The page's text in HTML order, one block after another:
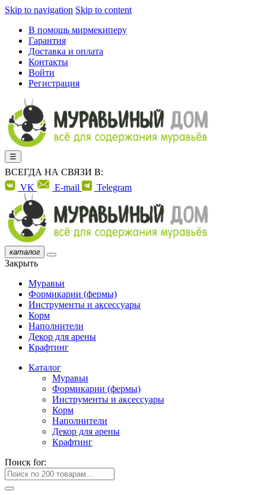
Skip to navigation Skip to content
В помощь мирмекиперу
Гарантия
Доставка и оплата
Контакты
Войти
Регистрация
☰
ВСЕГДА НА СВЯЗИ В:
VK
E-mail Telegram
каталог
Закрыть
Муравьи
Формикарии (фермы)
Инструменты и аксессуары
Корм
Наполнители
Декор для арены
Крафтинг
Каталог
Муравьи
Формикарии (фермы)
Инструменты и аксессуары
Корм
Наполнители
Декор для арены
Крафтинг
Поиск for: